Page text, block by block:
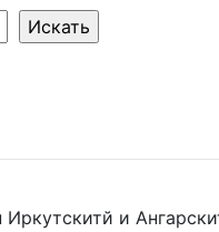
Иркутскитй и